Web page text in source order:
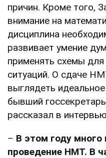
причин. Кроме того,
внимание на
дисциплина
развивает умение
применять схемы
ситуаций. О сдаче
выглядеть
бывший
рассказал в
– В этом году много
проведение НМТ. В